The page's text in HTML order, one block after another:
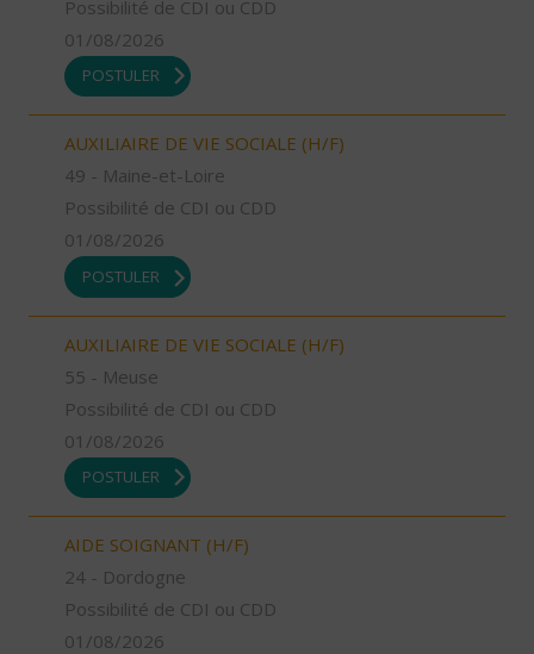
Possibilité de CDI ou CDD
01/08/2026
POSTULER
AUXILIAIRE DE VIE SOCIALE (H/F)
49 - Maine-et-Loire
Possibilité de CDI ou CDD
01/08/2026
POSTULER
AUXILIAIRE DE VIE SOCIALE (H/F)
55 - Meuse
Possibilité de CDI ou CDD
01/08/2026
POSTULER
AIDE SOIGNANT (H/F)
24 - Dordogne
Possibilité de CDI ou CDD
01/08/2026